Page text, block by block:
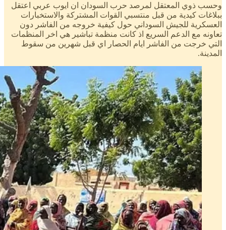
وحسب ذوي المعتقل لمرصد حرب السودان ان ايوب عربي اعتقل
ببلاغات كيدية من قبل منتسبي القوات المشتركة والاستخبارات
العسكرية للجيش السوداني حول كيفية خروجه من الفاشر دون
تعاونه مع الدعم السريع اذ كانت منظمة تباشير هي اخر المنظمات
التي خرجت من الفاشر ايام الحصار اي قبل شهرين من سقوط
المدينة.